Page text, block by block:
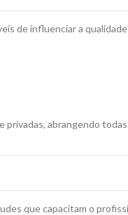
de influenciar a qualidade
abrangendo
que capacitam o